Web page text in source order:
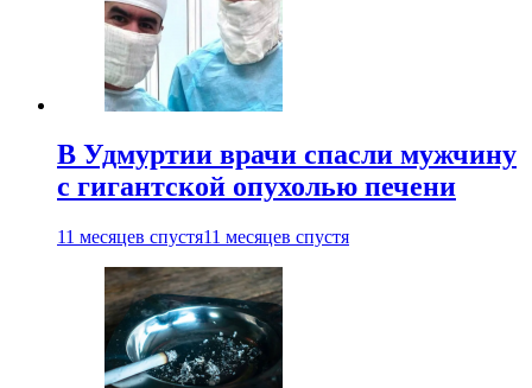
В Удмуртии врачи спасли мужчину
с гигантской опухолью печени
11 месяцев спустя11 месяцев спустя